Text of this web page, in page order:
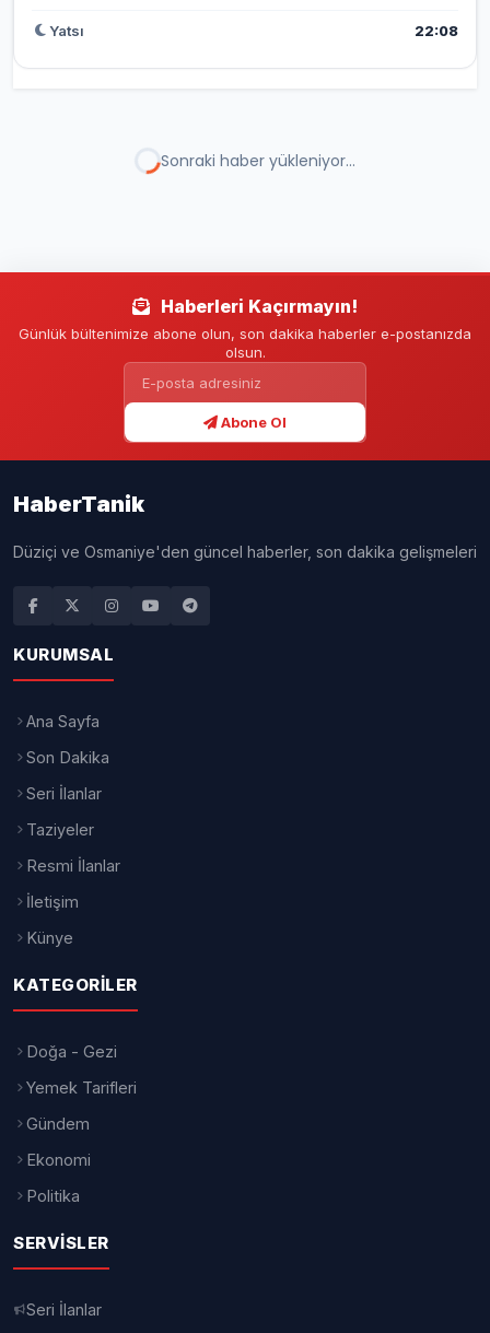
Yatsı 22:08
içeceklerinden biri olan limonata,
açısından sunduğu faydalarla da dikkat
çekiyor. Doğal limon suyu, su ve isteğe
bağlı olarak şeker veya bal kullanılarak
hazırlanan limonata, içerdiği vitamin ve
mineraller sayesinde bağışıklık
sisteminden sindirim sağlığına kadar
birçok alanda vücuda destek oluyor.
Uzmanlar, limonatanın özellikle C
nedeniyle bağışıklık sistemini
hastalıklara karşı direncini artıran
limonata, yaz aylarında artan sıvı
ihtiyacının karşılanmasına da yardımcı
suyun yerine konulmasında etkili olan